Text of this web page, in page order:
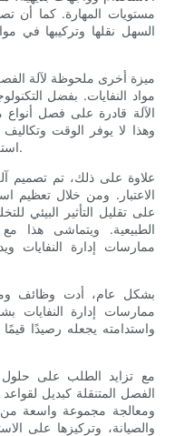
مستويات المهارة. كما أن
السهل نقلها وتركيبها في
ميزة أخرى ملحوظة لآلة
مواد النفايات. بفضل
الآلة قادرة على فصل
وهذا لا يوفر الوقت
استرداد الموارد القيمة وإعادة تدويرها بفعالية.
علاوة على ذلك، تم تصميم
الاعتبار. ومن خلال تعظيم
على تقليل التأثير البيئي
الطبيعية. ويتماشى هذا
ممارسات إدارة النفايات
بشكل عام، أدت وظائف
ممارسات إدارة النفايات
واستدامته يجعله رصيدًا
مع تزايد الطلب على حلول
الفصل المتنقلة كبديل
ومعالجة مجموعة واسعة من
والصيانة، وتركيزها على